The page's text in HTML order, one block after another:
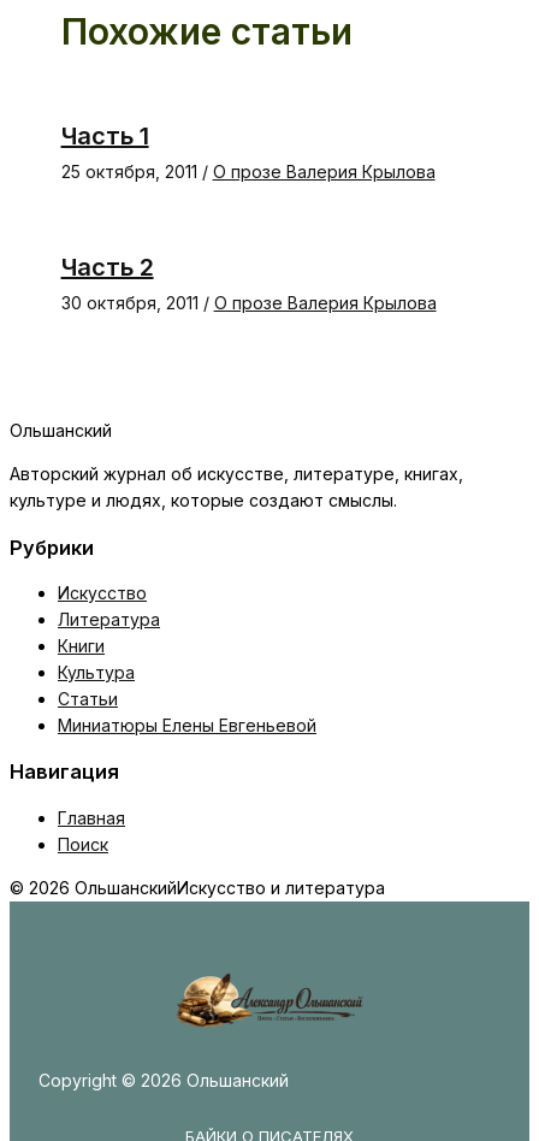
Похожие статьи
Часть 1
25 октября, 2011 / О прозе Валерия Крылова
Часть 2
30 октября, 2011 / О прозе Валерия Крылова
Ольшанский
Авторский журнал об искусстве, литературе, книгах,
культуре и людях, которые создают смыслы.
Рубрики
Искусство
Литература
Книги
Культура
Статьи
Миниатюры Елены Евгеньевой
Навигация
Главная
Поиск
© 2026 ОльшанскийИскусство и литература
Copyright © 2026 Ольшанский
БАЙКИ О ПИСАТЕЛЯХ